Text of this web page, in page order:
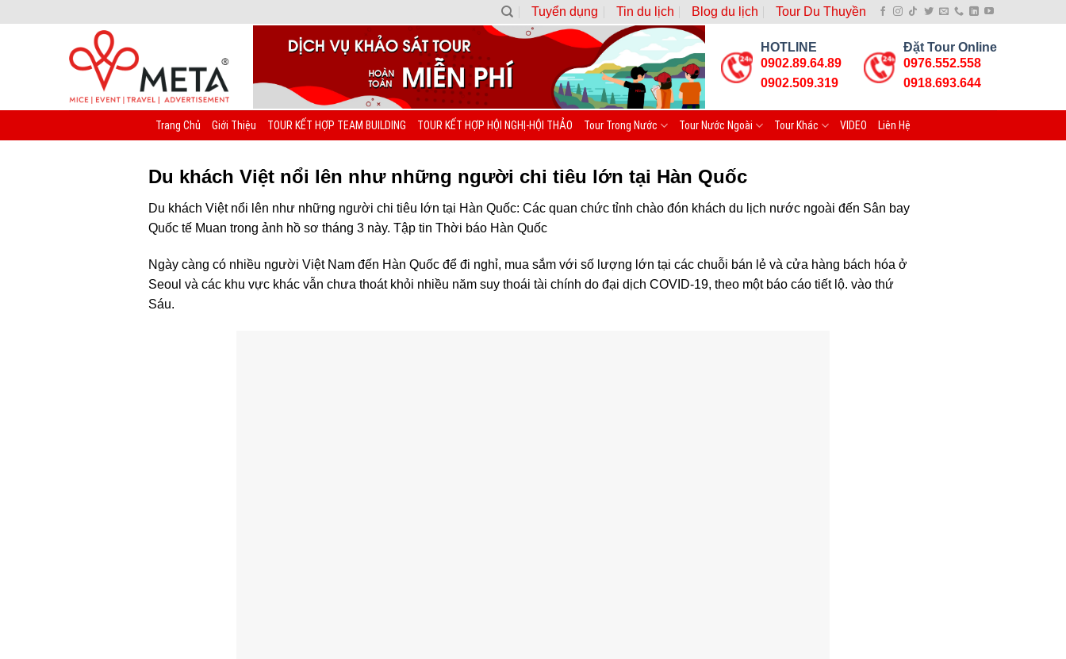
Tuyển dụng Tin du lịch Blog du lịch Tour Du Thuyền
HOTLINE
0902.89.64.89
0902.509.319
Đặt Tour Online
0976.552.558
0918.693.644
Trang Chủ Giới Thiệu TOUR KẾT HỢP TEAM BUILDING TOUR KẾT HỢP HỘI NGHỊ-HỘI THẢO Tour Trong Nước Tour Nước Ngoài Tour Khác VIDEO Liên Hệ
Du khách Việt nổi lên như những người chi tiêu lớn tại Hàn Quốc
Du khách Việt nổi lên như những người chi tiêu lớn tại Hàn Quốc: Các quan chức tỉnh chào đón khách du lịch nước ngoài đến Sân bay
Quốc tế Muan trong ảnh hồ sơ tháng 3 này. Tập tin Thời báo Hàn Quốc
Ngày càng có nhiều người Việt Nam đến Hàn Quốc để đi nghỉ, mua sắm với số lượng lớn tại các chuỗi bán lẻ và cửa hàng bách hóa ở
Seoul và các khu vực khác vẫn chưa thoát khỏi nhiều năm suy thoái tài chính do đại dịch COVID-19, theo một báo cáo tiết lộ. vào thứ
Sáu.